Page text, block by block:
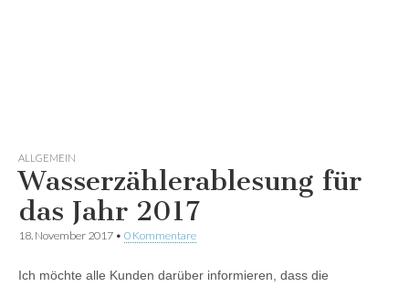
ALLGEMEIN
Wasserzählerablesung für
das Jahr 2017
18. November 2017 • 0 Kommentare
Ich möchte alle Kunden darüber informieren, dass die